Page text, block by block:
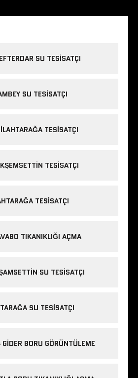
SU TESISATÇI
SU TESISATÇI
TESISATÇI
TESISATÇI
TESISATÇI
TIKANIKLIĞI AÇMA
SU TESISATÇI
SU TESISATÇI
BORU GÖRÜNTÜLEME